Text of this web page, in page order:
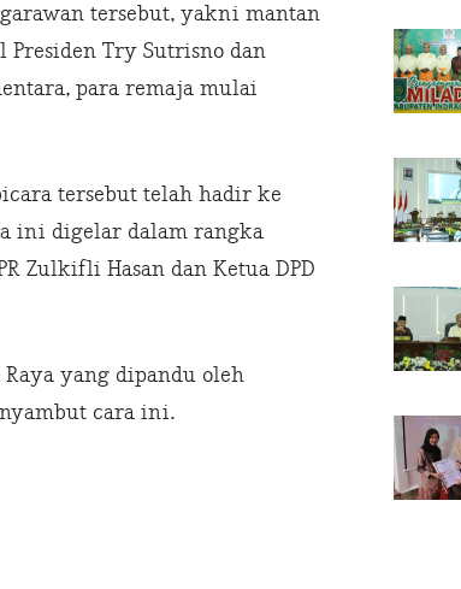
tersebut, yakni mantan
Presiden Try Sutrisno dan
para remaja mulai
tersebut telah hadir ke
ini digelar dalam rangka
Zulkifli Hasan dan Ketua DPD
yang dipandu oleh
cara ini.